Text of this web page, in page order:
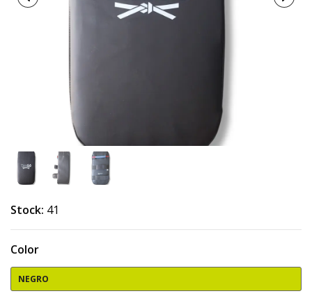
Stock: 41
Color
NEGRO